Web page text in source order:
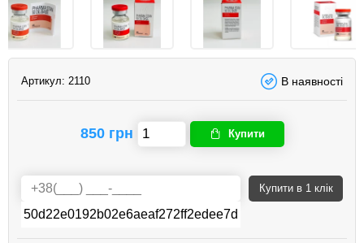
Артикул: 2110 В наявності
850 грн Купити
Купити в 1 клік